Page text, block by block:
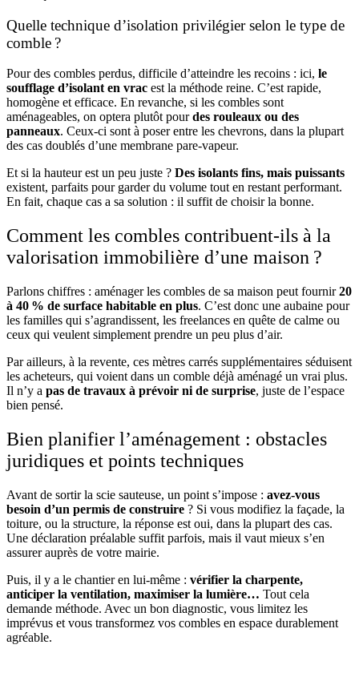
Quelle technique d’isolation privilégier selon le type de
comble ?
Pour des combles perdus, difficile d’atteindre les recoins : ici, le
soufflage d’isolant en vrac est la méthode reine. C’est rapide,
homogène et efficace. En revanche, si les combles sont
aménageables, on optera plutôt pourdes rouleaux ou des
panneaux. Ceux-ci sont à poser entre les chevrons, dans la plupart
des cas doublés d’une membrane pare-vapeur.
Et si la hauteur est un peu juste ? Des isolants fins, mais puissants
existent, parfaits pour garder du volume tout en restant performant.
En fait, chaque cas a sa solution : il suffit de choisir la bonne.
Comment les combles contribuent-ils à la
valorisation immobilière d’une maison ?
Parlons chiffres : aménager les combles de sa maison peut fournir20
à 40 % de surface habitable en plus. C’est donc une aubaine pour
les familles qui s’agrandissent, les freelances en quête de calme ou
ceux qui veulent simplement prendre un peu plus d’air.
Par ailleurs, à la revente, ces mètres carrés supplémentaires séduisent
les acheteurs, qui voient dans un comble déjà aménagé un vrai plus.
Il n’y a pas de travaux à prévoir ni de surprise, juste de l’espace
bien pensé.
Bien planifier l’aménagement : obstacles
juridiques et points techniques
Avant de sortir la scie sauteuse, un point s’impose : avez-vous
besoin d’un permis de construire ? Si vous modifiez la façade, la
toiture, ou la structure, la réponse est oui, dans la plupart des cas.
Une déclaration préalable suffit parfois, mais il vaut mieux s’en
assurer auprès de votre mairie.
Puis, il y a le chantier en lui-même : vérifier la charpente,
anticiper la ventilation, maximiser la lumière… Tout cela
demande méthode. Avec un bon diagnostic, vous limitez les
imprévus et vous transformez vos combles en espace durablement
agréable.